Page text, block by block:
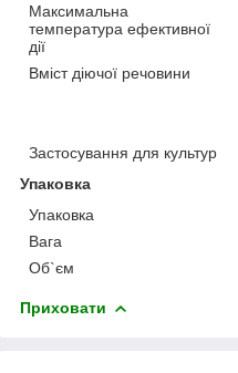
Максимальна
температура ефективної
дії
Вміст діючої речовини
Застосування для культур
Упаковка
Упаковка
Вага
Об`єм
Приховати